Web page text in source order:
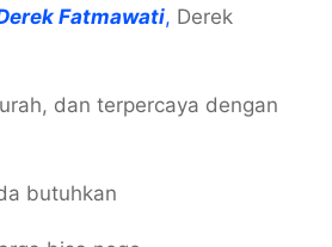
Fatmawati, Derek
dan terpercaya dengan
butuhkan